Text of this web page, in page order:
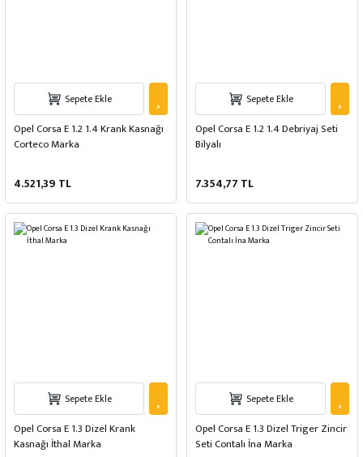
Sepete Ekle
Opel Corsa E 1.2 1.4 Krank Kasnağı
Corteco Marka
4.521,39 TL
Sepete Ekle
Opel Corsa E 1.2 1.4 Debriyaj Seti
Bilyalı
7.354,77 TL
Sepete Ekle
Opel Corsa E 1.3 Dizel Krank
Kasnağı İthal Marka
Sepete Ekle
Opel Corsa E 1.3 Dizel Triger Zincir
Seti Contalı İna Marka